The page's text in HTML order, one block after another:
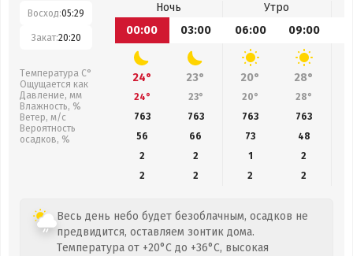
Восход:05:29
Закат:20:20
Температура С°
Ощущается как
Давление, мм
Влажность, %
Ветер, м/с
Вероятность
осадков, %
Ночь
Утро
00:00
03:00 06:00 09:00
24° 23° 20° 28°
24° 23° 20° 28°
763
763 763 763
56
66 73
48
2
2 1
2
2
2 2 2
Весь день небо будет безоблачным, осадков не
предвидится, оставляем зонтик дома.
Температура от +20°C до +36°C, высокая